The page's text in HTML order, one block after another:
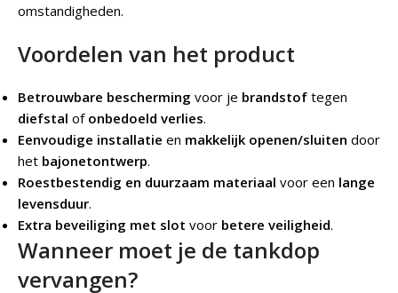
omstandigheden.
Voordelen van het product
Betrouwbare bescherming voor je brandstof tegen
diefstal of onbedoeld verlies.
Eenvoudige installatie en makkelijk openen/sluiten door
het bajonetontwerp.
Roestbestendig en duurzaam materiaal voor een lange
levensduur.
Extra beveiliging met slot voor betere veiligheid.
Wanneer moet je de tankdop
vervangen?